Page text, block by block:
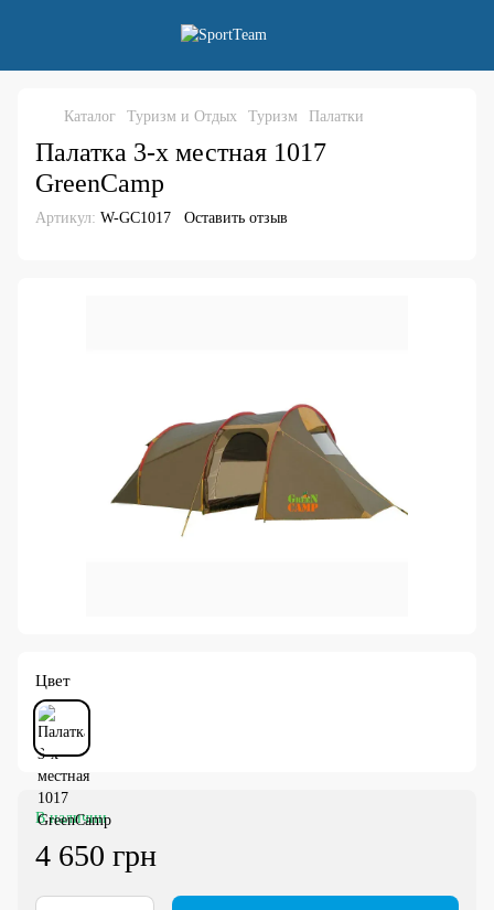
Каталог Туризм и Отдых Туризм Палатки
Палатка 3-х местная 1017
GreenCamp
Артикул: W-GC1017 Оставить отзыв
Цвет
В наличии
4 650 грн